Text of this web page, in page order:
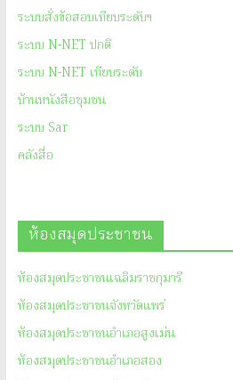
ระบบสั่งข้อสอบเทียบระดับฯ
ระบบ N-NET ปกติ
ระบบ N-NET เทียบระดับ
บ้านหนังสือชุมชน
ระบบ Sar
คลังสื่อ
ห้องสมุดประชาชน
ห้องสมุดประชาชนเฉลิมราชกุมารี
ห้องสมุดประชาชนจังหวัดแพร่
ห้องสมุดประชาชนอำเภอสูงเม่น
ห้องสมุดประชาชนอำเภอสอง